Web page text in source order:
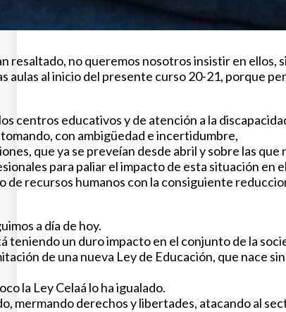
resaltado, no queremos nosotros insistir en
aulas al inicio del presente curso 20-21, porque
centros educativos y de atención a la
con ambigüedad e incertidumbre,
que ya se preveían desde abril y sobre las que
para paliar el impacto de esta situación en
recursos humanos con la consiguiente
a día de hoy.
un duro impacto en el conjunto de la
de una nueva Ley de Educación, que nace
la Ley Celaá lo ha igualado.
mermando derechos y libertades, atacando al